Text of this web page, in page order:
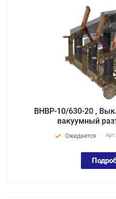
ВНВР-10/630-20 ,
вакуумный
Ожидается Арт.